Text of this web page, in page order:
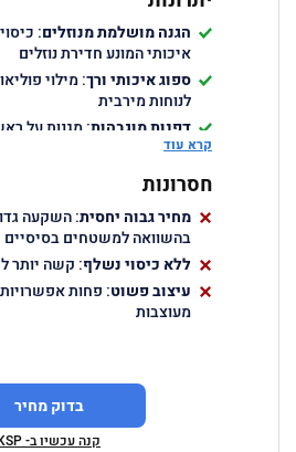
הגנה מושלמת מנוזלים:
איכותי המונע חדירת נוזלים
ספוג איכותי ורך: מילוי
לנוחות מירבית
דפנות מוגבהות: מגנות על
ומונעות נפילה
קל לניקוי ותחזוקה
פשוט
קרא עוד
חסרונות
מחיר גבוה יחסית: השקעה
בהשוואה למשטחים בסיסיים
ללא כיסוי נשלף: קשה יותר
עיצוב פשוט: פחות
מעוצבות
בדוק מחיר
קנה עכשיו ב- KSP